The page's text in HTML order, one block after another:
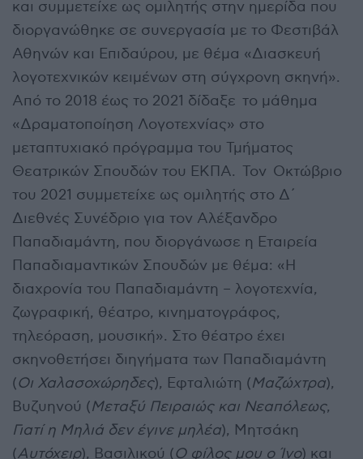
και συμμετείχε ως ομιλητής στην ημερίδα που
διοργανώθηκε σε συνεργασία με το Φεστιβάλ
Αθηνών και Επιδαύρου, με θέμα «Διασκευή
λογοτεχνικών κειμένων στη σύγχρονη σκηνή».
Από το 2018 έως το 2021 δίδαξε το μάθημα
«Δραματοποίηση Λογοτεχνίας» στο
μεταπτυχιακό πρόγραμμα του Τμήματος
Θεατρικών Σπουδών του ΕΚΠΑ. Τον Οκτώβριο
του 2021 συμμετείχε ως ομιλητής στο Δ΄
Διεθνές Συνέδριο για τον Αλέξανδρο
Παπαδιαμάντη, που διοργάνωσε η Εταιρεία
Παπαδιαµαντικών Σπουδών με θέμα: «Η
διαχρονία του Παπαδιαμάντη – λογοτεχνία,
ζωγραφική, θέατρο, κινηματογράφος,
τηλεόραση, μουσική». Στο θέατρο έχει
σκηνοθετήσει διηγήματα των Παπαδιαμάντη
(Οι Χαλασοχώρηδες), Εφταλιώτη (Μαζώχτρα),
Βυζυηνού (Μεταξύ Πειραιώς και Νεαπόλεως,
Γιατί η Μηλιά δεν έγινε μηλέα), Μητσάκη
(Αυτόχειρ), Βασιλικού (Ο φίλος μου ο Ίνο) και